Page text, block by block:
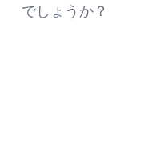
でしょうか？